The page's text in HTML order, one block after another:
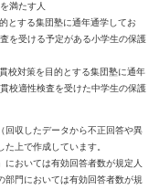
満たす人
とする集団塾に通年通学してお
を受ける予定がある小学生の保護
校対策を目的とする集団塾に通年
校適性検査を受けた中学生の保護
収したデータから不正回答や異
上で作成しています。
おいては有効回答者数が規定人
部門においては有効回答者数が規